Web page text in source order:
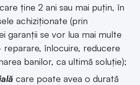
ține 2 ani sau mai puțin, în
achiziționate (prin
garanții se vor lua mai multe
înlocuire, reducere
banilor, ca ultimă soluție);
care poate avea o durată